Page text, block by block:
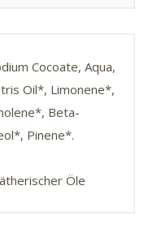
Cocoate, Aqua,
Oil*, Limonene*,
Beta-
Pinene*.
Öle